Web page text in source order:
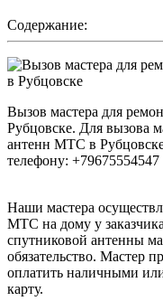
Содержание:
Вызов мастера для
Рубцовске. Для вызова
антенн МТС в
телефону: +79675554547
Наши мастера
МТС на дому у
спутниковой антенны
обязательство. Мастер
оплатить наличными
карту.